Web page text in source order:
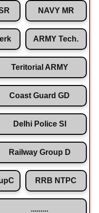
NAVY MR
ARMY Tech.
Teritorial ARMY
Coast Guard GD
Delhi Police SI
Railway Group D
RRB NTPC